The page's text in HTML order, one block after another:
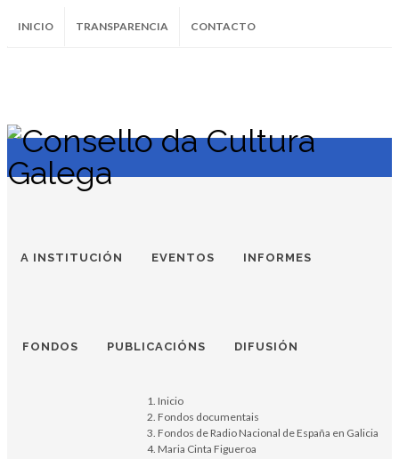
INICIO TRANSPARENCIA CONTACTO
InstagramFacebookTwitter Soundcloud
Youtube
A INSTITUCIÓN EVENTOS INFORMES
FONDOS PUBLICACIÓNS DIFUSIÓN
Inicio
Fondos documentais
Fondos de Radio Nacional de España en Galicia
Maria Cinta Figueroa